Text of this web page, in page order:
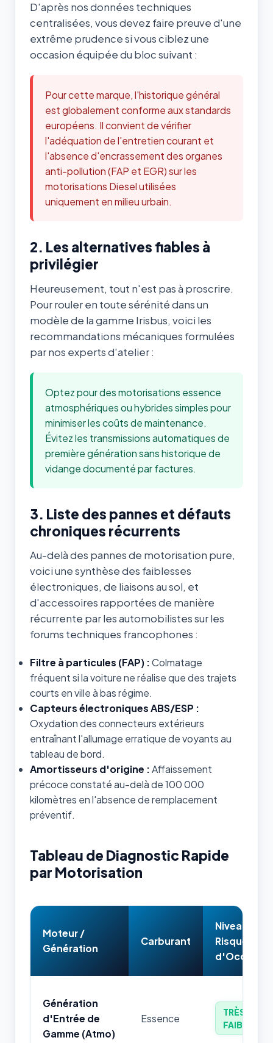
D'après nos données techniques
centralisées, vous devez faire preuve d'une
extrême prudence si vous ciblez une
occasion équipée du bloc suivant :
Pour cette marque, l'historique général
est globalement conforme aux standards
européens. Il convient de vérifier
l'adéquation de l'entretien courant et
l'absence d'encrassement des organes
anti-pollution (FAP et EGR) sur les
motorisations Diesel utilisées
uniquement en milieu urbain.
2. Les alternatives fiables à
privilégier
Heureusement, tout n'est pas à proscrire.
Pour rouler en toute sérénité dans un
modèle de la gamme Irisbus, voici les
recommandations mécaniques formulées
par nos experts d'atelier :
Optez pour des motorisations essence
atmosphériques ou hybrides simples pour
minimiser les coûts de maintenance.
Évitez les transmissions automatiques de
première génération sans historique de
vidange documenté par factures.
3. Liste des pannes et défauts
chroniques récurrents
Au-delà des pannes de motorisation pure,
voici une synthèse des faiblesses
électroniques, de liaisons au sol, et
d'accessoires rapportées de manière
récurrente par les automobilistes sur les
forums techniques francophones :
Filtre à particules (FAP) :Colmatage
fréquent si la voiture ne réalise que des trajets
courts en ville à bas régime.
Capteurs électroniques ABS/ESP :
Oxydation des connecteurs extérieurs
entraînant l'allumage erratique de voyants au
tableau de bord.
Amortisseurs d'origine :Affaissement
précoce constaté au-delà de 100 000
kilomètres en l'absence de remplacement
préventif.
Tableau de Diagnostic Rapide
par Motorisation
Moteur /
Génération
Carburant
Niveau de
Risque
d'Occasion
Génération
d'Entrée de
Gamme (Atmo)
Essence
TRÈS
FAIBLE